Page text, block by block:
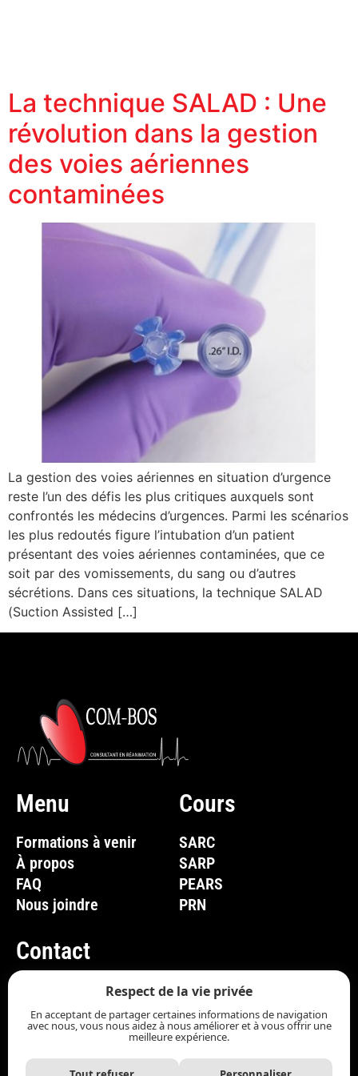
La technique SALAD : Une
révolution dans la gestion
des voies aériennes
contaminées
La gestion des voies aériennes en situation d’urgence
reste l’un des défis les plus critiques auxquels sont
confrontés les médecins d’urgences. Parmi les scénarios
les plus redoutés figure l’intubation d’un patient
présentant des voies aériennes contaminées, que ce
soit par des vomissements, du sang ou d’autres
sécrétions. Dans ces situations, la technique SALAD
(Suction Assisted […]
Menu
Formations à venir
À propos
FAQ
Nous joindre
Cours
SARC
SARP
PEARS
PRN
Contact
(819) 661-1285
info@com-bos.ca
Nous joindre
Respect de la vie privée
En acceptant de partager certaines informations de navigation
avec nous, vous nous aidez à nous améliorer et à vous offrir une
meilleure expérience.